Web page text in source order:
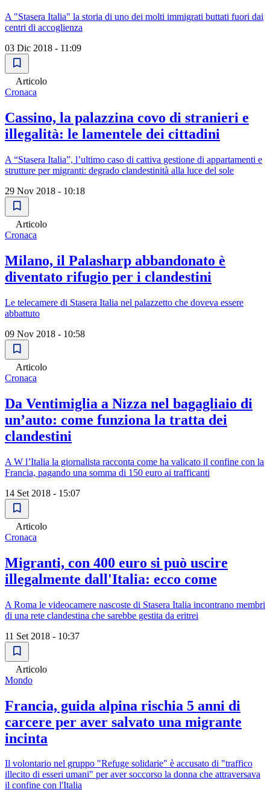
A "Stasera Italia" la storia di uno dei molti immigrati buttati fuori dai
centri di accoglienza
03 Dic 2018 - 11:09
Articolo
Cronaca
Cassino, la palazzina covo di stranieri e
illegalità: le lamentele dei cittadini
A “Stasera Italia”, l’ultimo caso di cattiva gestione di appartamenti e
strutture per migranti: degrado clandestinità alla luce del sole
29 Nov 2018 - 10:18
Articolo
Cronaca
Milano, il Palasharp abbandonato è
diventato rifugio per i clandestini
Le telecamere di Stasera Italia nel palazzetto che doveva essere
abbattuto
09 Nov 2018 - 10:58
Articolo
Cronaca
Da Ventimiglia a Nizza nel bagagliaio di
un’auto: come funziona la tratta dei
clandestini
A W l’Italia la giornalista racconta come ha valicato il confine con la
Francia, pagando una somma di 150 euro ai trafficanti
14 Set 2018 - 15:07
Articolo
Cronaca
Migranti, con 400 euro si può uscire
illegalmente dall'Italia: ecco come
A Roma le videocamere nascoste di Stasera Italia incontrano membri
di una rete clandestina che sarebbe gestita da eritrei
11 Set 2018 - 10:37
Articolo
Mondo
Francia, guida alpina rischia 5 anni di
carcere per aver salvato una migrante
incinta
Il volontario nel gruppo "Refuge solidarie" è accusato di "traffico
illecito di esseri umani" per aver soccorso la donna che attraversava
il confine con l'Italia